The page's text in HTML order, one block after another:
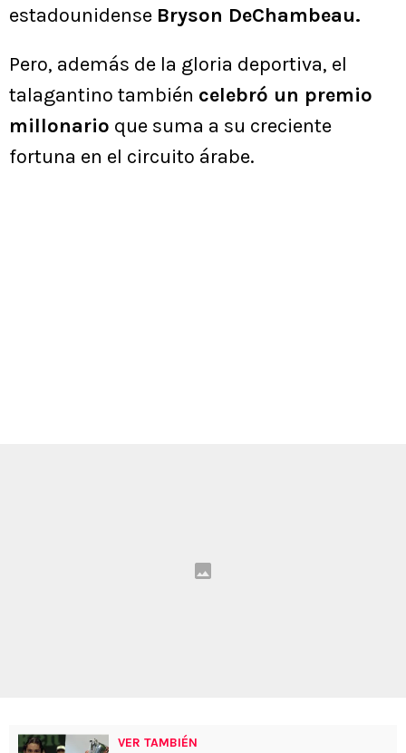
estadounidense Bryson DeChambeau.
Pero, además de la gloria deportiva, el
talagantino también celebró un premio
millonario que suma a su creciente
fortuna en el circuito árabe.
VER TAMBIÉN